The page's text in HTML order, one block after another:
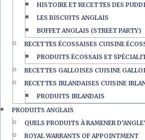
HISTOIRE ET RECETTES DES
LES BISCUITS ANGLAIS
BUFFET ANGLAIS (STREET PARTY)
RECETTES ÉCOSSAISES CUISINE
PRODUITS ÉCOSSAIS ET
RECETTES GALLOISES CUISINE
RECETTES IRLANDAISES CUISINE
PRODUITS IRLANDAIS
PRODUITS ANGLAIS
QUELS PRODUITS À RAMENER
ROYAL WARRANTS OF APPOINTMENT